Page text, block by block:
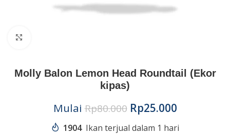
Molly Balon Lemon Head Roundtail (Ekor
kipas)
MulaiRp80.000 Rp25.000
1904 Ikan terjual dalam 1 hari